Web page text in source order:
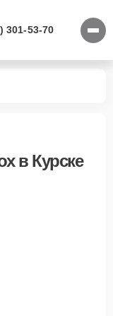
301-53-70
в Курске